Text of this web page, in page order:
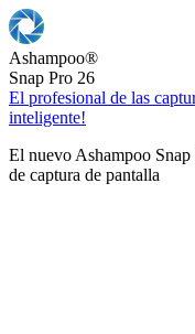
Ashampoo®
Snap Pro 26
El profesional de las
inteligente!
El nuevo Ashampoo
de captura de pantalla